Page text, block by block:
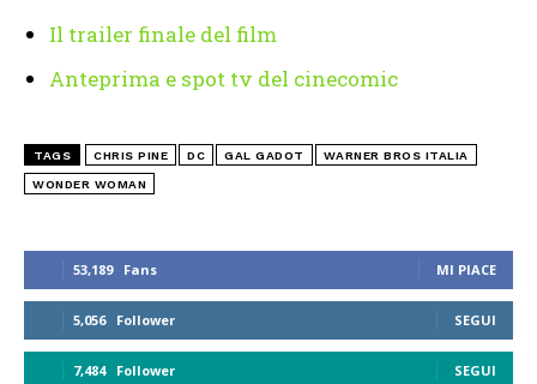
53,189 Fans MI PIACE
5,056 Follower SEGUI
7,484 Follower SEGUI
Il trailer finale del film
Anteprima e spot tv del cinecomic
TAGS CHRIS PINE DC GAL GADOT WARNER BROS ITALIA
WONDER WOMAN